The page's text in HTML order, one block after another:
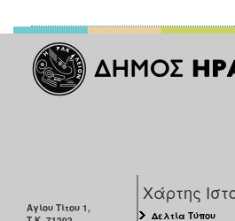
Αγίου Τίτου 1,
Χάρτης
Δελτία Τύπου